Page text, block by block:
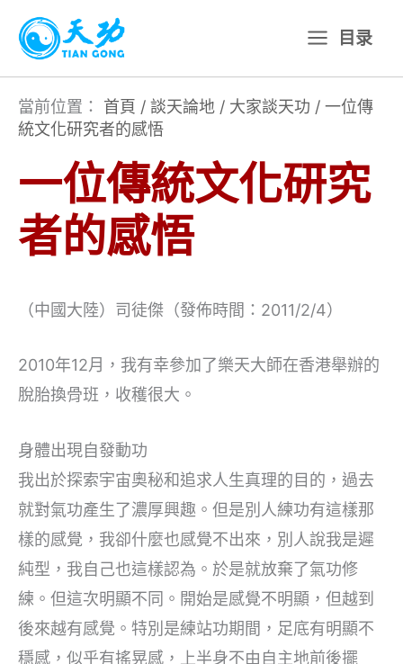
主
目录
當前位置： 首頁 / 談天論地 / 大家談天功 / 一位傳
統文化研究者的感悟
一位傳統文化研究
者的感悟
（中國大陸）司徒傑（發佈時間：2011/2/4）
2010年12月，我有幸參加了樂天大師在香港舉辦的
脫胎換骨班，收穫很大。
身體出現自發動功
我出於探索宇宙奧秘和追求人生真理的目的，過去
就對氣功產生了濃厚興趣。但是別人練功有這樣那
樣的感覺，我卻什麼也感覺不出來，別人說我是遲
純型，我自己也這樣認為。於是就放棄了氣功修
練。但這次明顯不同。開始是感覺不明顯，但越到
後來越有感覺。特別是練站功期間，足底有明顯不
穩感，似乎有搖晃感，上半身不由自主地前後擺